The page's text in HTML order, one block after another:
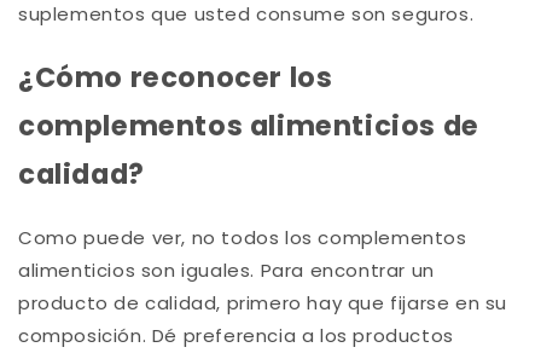
suplementos que usted consume son seguros.
¿Cómo reconocer los
complementos alimenticios de
calidad?
Como puede ver, no todos los complementos
alimenticios son iguales. Para encontrar un
producto de calidad, primero hay que fijarse en su
composición. Dé preferencia a los productos